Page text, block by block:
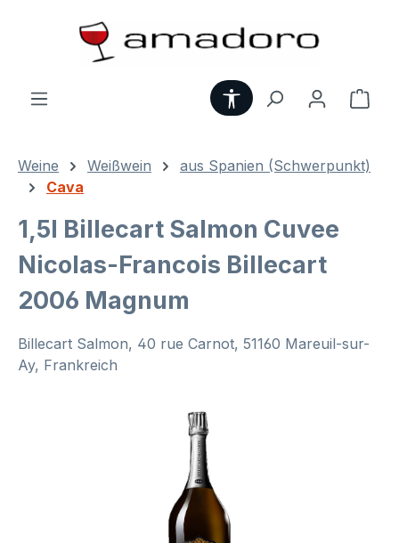
Zum Hauptinhalt springen
Werkzeugleiste
Weine Weißwein
aus Spanien (Schwerpunkt)
Cava
1,5l Billecart Salmon Cuvee
Nicolas-Francois Billecart
2006 Magnum
Billecart Salmon, 40 rue Carnot, 51160 Mareuil-sur-
Ay, Frankreich
Bildergalerie überspringen